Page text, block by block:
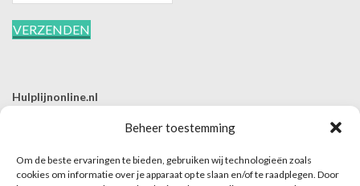
Beheer toestemming
Om de beste ervaringen te bieden, gebruiken wij technologieën zoals
cookies om informatie over je apparaat op te slaan en/of te raadplegen. Door
Hulplijnonline.nl
E | info@hulplijnonline.nl
Contactformulier